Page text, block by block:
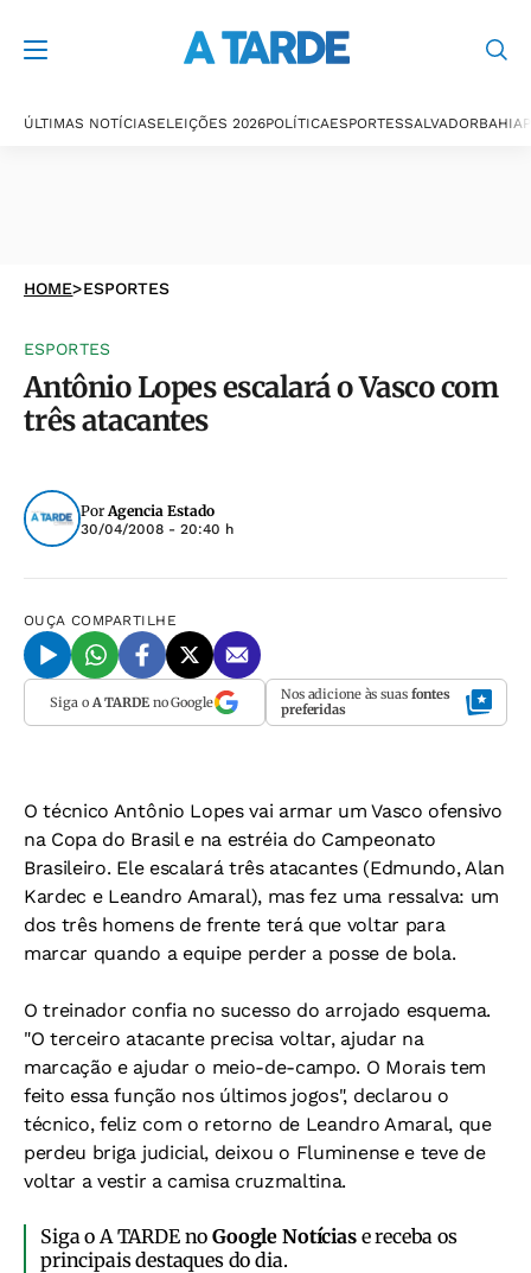
ÚLTIMAS NOTÍCIASELEIÇÕES 2026POLÍTICAESPORTESSALVADORBAHIA
HOME>ESPORTES
ESPORTES
Antônio Lopes escalará o Vasco com
três atacantes
PorAgencia Estado
30/04/2008 - 20:40 h
OUÇA COMPARTILHE
Siga o A TARDEno Google Nos adicione às suas fontes
preferidas
O técnico Antônio Lopes vai armar um Vasco ofensivo
na Copa do Brasil e na estréia do Campeonato
Brasileiro. Ele escalará três atacantes (Edmundo, Alan
Kardec e Leandro Amaral), mas fez uma ressalva: um
dos três homens de frente terá que voltar para
marcar quando a equipe perder a posse de bola.
O treinador confia no sucesso do arrojado esquema.
"O terceiro atacante precisa voltar, ajudar na
marcação e ajudar o meio-de-campo. O Morais tem
feito essa função nos últimos jogos", declarou o
técnico, feliz com o retorno de Leandro Amaral, que
perdeu briga judicial, deixou o Fluminense e teve de
voltar a vestir a camisa cruzmaltina.
Siga o A TARDE noGoogle Notíciase receba os
principais destaques do dia.